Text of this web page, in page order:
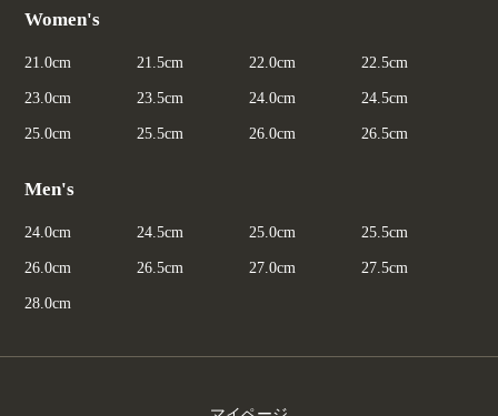
Women's
21.0cm 21.5cm 22.0cm 22.5cm
23.0cm 23.5cm 24.0cm 24.5cm
25.0cm 25.5cm 26.0cm 26.5cm
Men's
24.0cm 24.5cm 25.0cm 25.5cm
26.0cm 26.5cm 27.0cm 27.5cm
28.0cm